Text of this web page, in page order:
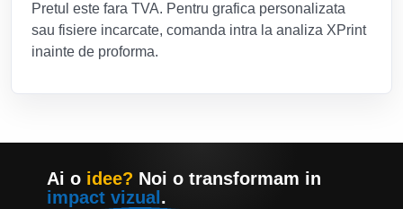
Pretul este fara TVA. Pentru grafica personalizata
sau fisiere incarcate, comanda intra la analiza XPrint
inainte de proforma.
Ai o idee? Noi o transformam in
impact vizual .